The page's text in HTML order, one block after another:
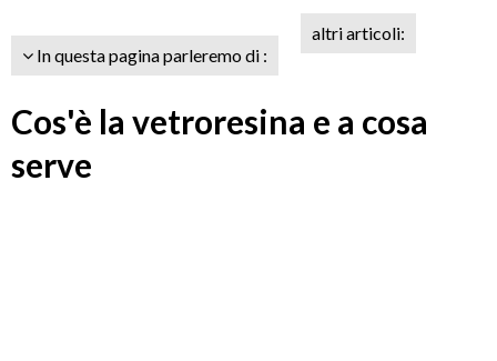
In questa pagina parleremo di :
altri articoli:
Cos'è la vetroresina e a cosa
serve